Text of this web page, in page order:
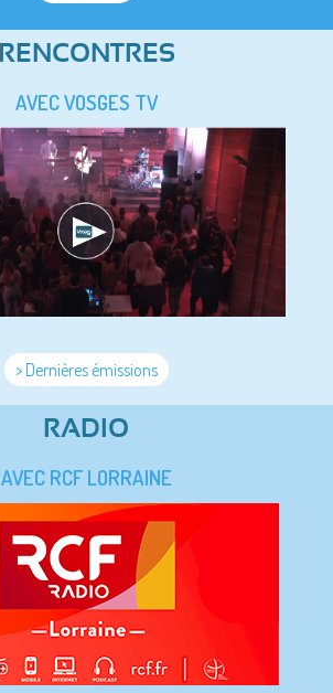
RENCONTRES
AVEC VOSGES TV
> Dernières émissions
RADIO
AVEC RCF LORRAINE